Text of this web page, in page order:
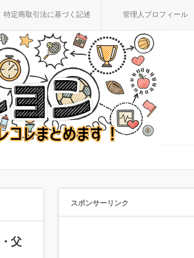
特定商取引法に基づく記述 管理人プロフィール
父
スポンサーリンク